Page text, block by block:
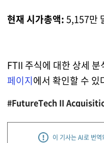
현재 시가총액:5,157만
FTII 주식에 대한 상세 분
페이지에서 확인할 수 있
#FutureTech II
이 기사는 AI로 번